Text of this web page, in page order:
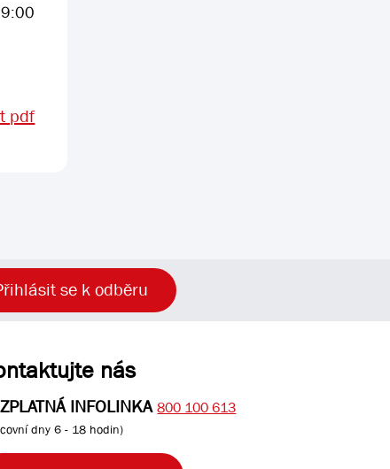
pdf
se k odběru
nás
INFOLINKA 800 100 613
dny 6 - 18 hodin)